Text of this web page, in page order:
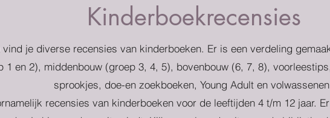
Kinderboekrecensies
je diverse recensies van kinderboeken. Er is een verdeling
1 en 2), middenbouw (groep 3, 4, 5), bovenbouw (6, 7, 8),
sprookjes, doe-en zoekboeken, Young Adult en
recensies van kinderboeken voor de leeftijden 4 t/m 12 jaar.